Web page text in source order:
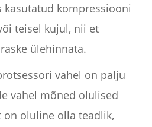
kasutatud kompressiooni
teisel kujul, nii et
ülehinnata.
vahel on palju
vahel mõned olulised
on oluline olla teadlik,